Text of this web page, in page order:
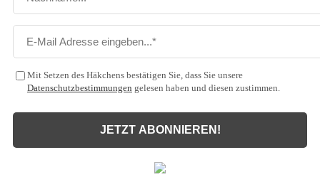
Mit Setzen des Häkchens bestätigen Sie, dass Sie unsere
Datenschutzbestimmungen gelesen haben und diesen zustimmen.
JETZT ABONNIEREN!